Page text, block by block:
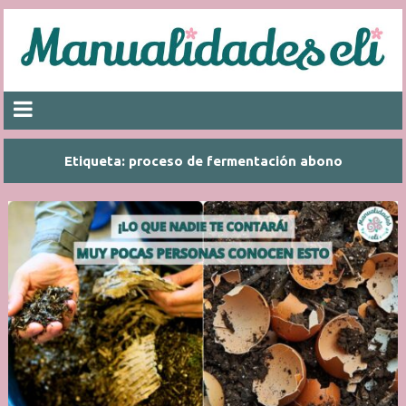
Etiqueta: proceso de fermentación abono